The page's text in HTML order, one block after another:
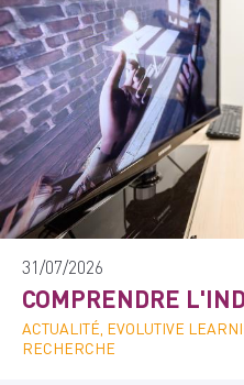
31/07/2026
COMPRENDRE
ACTUALITÉ, EVOLUTIVE
RECHERCHE